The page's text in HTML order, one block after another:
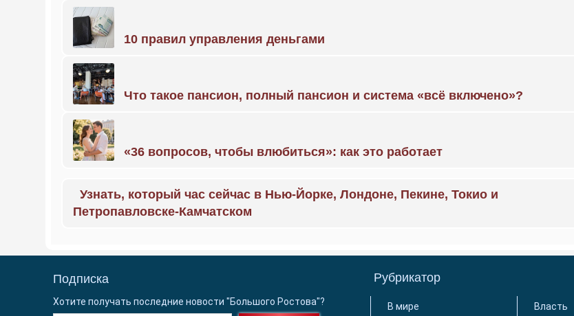
10 правил управления деньгами
Что такое пансион, полный пансион и система «всё включено»?
«36 вопросов, чтобы влюбиться»: как это работает
Узнать, который час сейчас в Нью-Йорке, Лондоне, Пекине, Токио и
Петропавловске-Камчатском
Подписка
Хотите получать последние новости "Большого Ростова"?
Рубрикатор
В мире Власть